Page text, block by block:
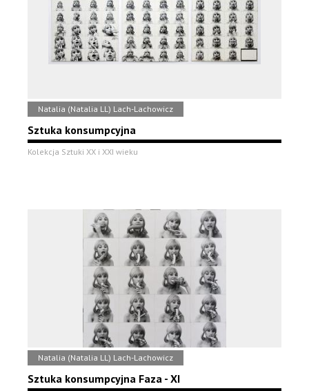
Natalia (Natalia LL) Lach-Lachowicz
Sztuka konsumpcyjna
Kolekcja Sztuki XX i XXI wieku
Natalia (Natalia LL) Lach-Lachowicz
Sztuka konsumpcyjna Faza - XI